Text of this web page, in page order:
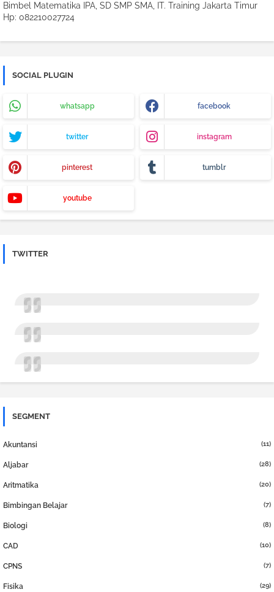
Bimbel Matematika IPA, SD SMP SMA, IT. Training Jakarta Timur
Hp: 082210027724
SOCIAL PLUGIN
whatsapp facebook
twitter instagram
pinterest tumblr
youtube
TWITTER
SEGMENT
Akuntansi (11)
Aljabar (28)
Aritmatika (20)
Bimbingan Belajar (7)
Biologi (8)
CAD (10)
CPNS (7)
Fisika (29)